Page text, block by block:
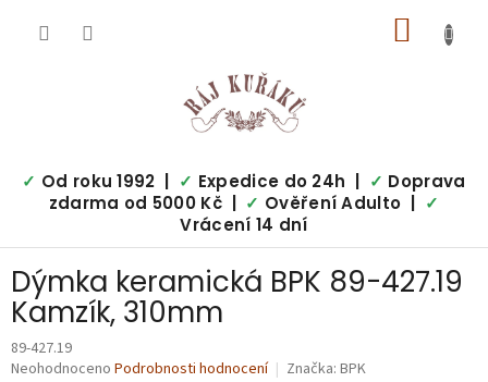
KOŠÍK
✓ Od roku 1992 | ✓ Expedice do 24h | ✓ Doprava
zdarma od 5000 Kč | ✓ Ověření Adulto |
✓
Vrácení 14 dní
Dýmka keramická BPK 89-427.19
Kamzík, 310mm
89-427.19
Průměrné
Neohodnoceno Podrobnosti hodnocení Značka: BPK